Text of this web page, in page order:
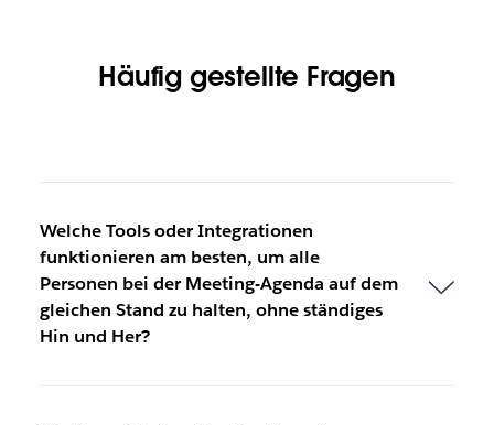
Häufig gestellte Fragen
Welche Tools oder Integrationen
funktionieren am besten, um alle
Personen bei der Meeting-Agenda auf dem
gleichen Stand zu halten, ohne ständiges
Hin und Her?